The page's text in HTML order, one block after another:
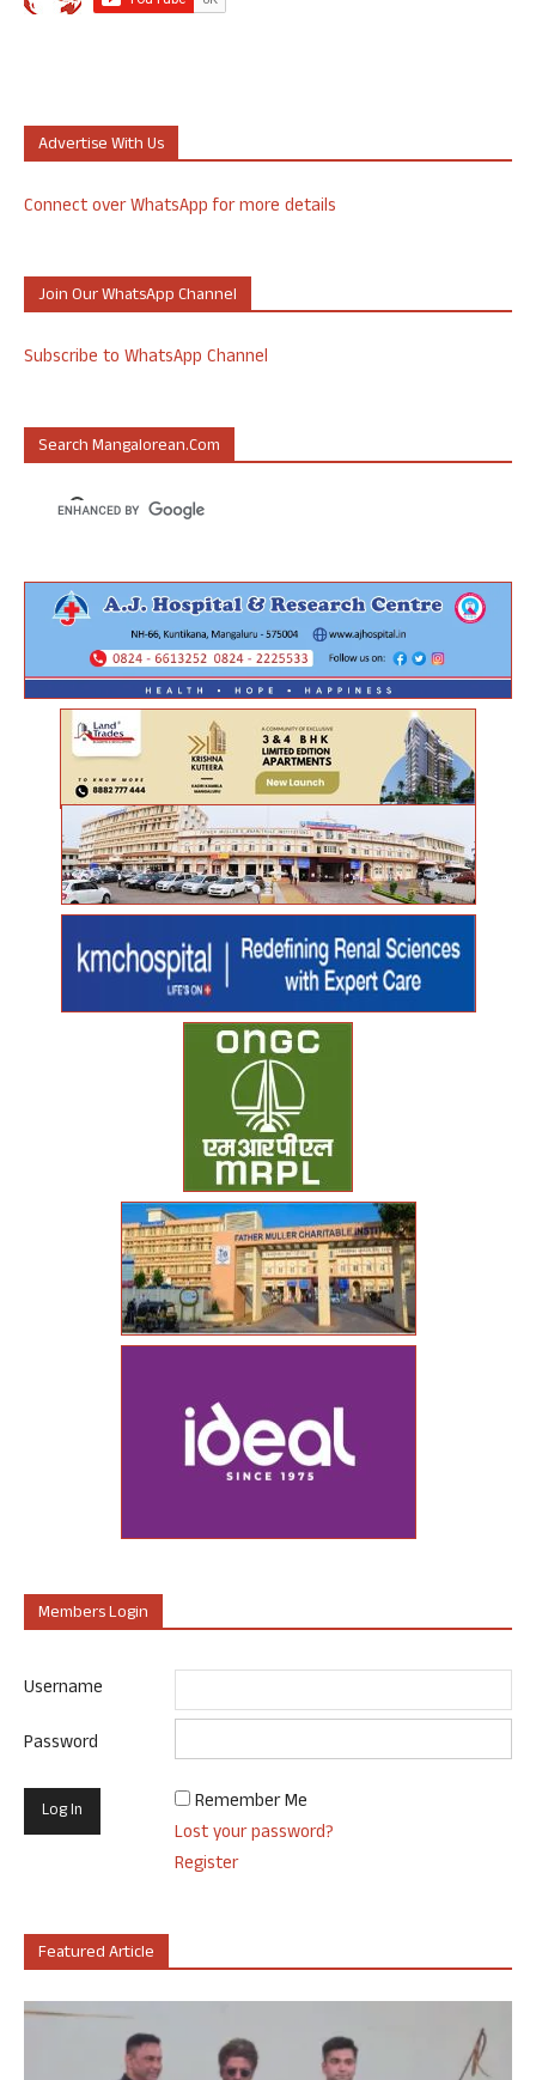
Advertise With Us
Connect over WhatsApp for more details
Join Our WhatsApp Channel
Subscribe to WhatsApp Channel
Search Mangalorean.com
Members Login
Username
Password
Remember Me
Lost your password?
Register
Featured Article